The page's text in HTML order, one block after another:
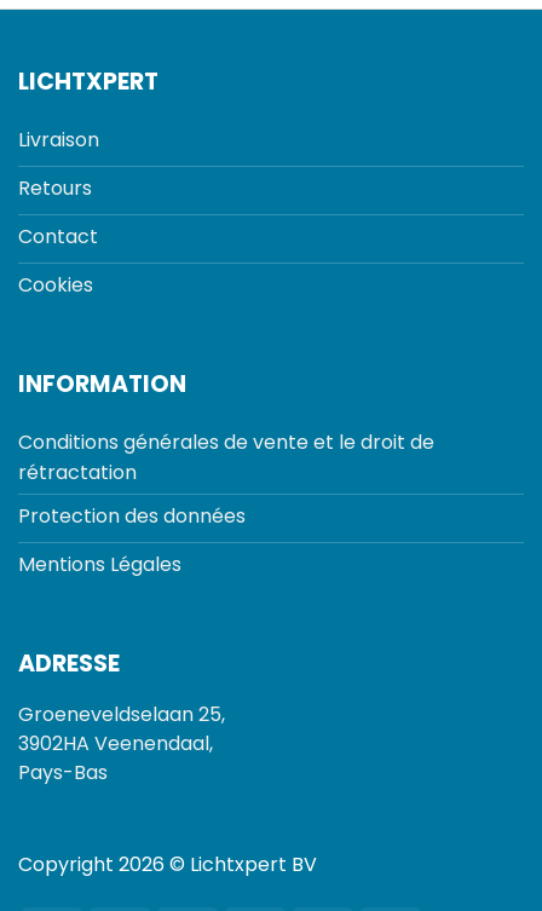
LICHTXPERT
Livraison
Retours
Contact
Cookies
INFORMATION
Conditions générales de vente et le droit de
rétractation
Protection des données
Mentions Légales
ADRESSE
Groeneveldselaan 25,
3902HA Veenendaal,
Pays-Bas
Copyright 2026 © Lichtxpert BV